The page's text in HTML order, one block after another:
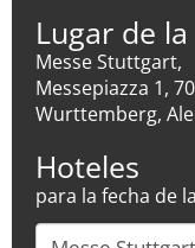
Lugar de la
Messe Stuttgart,
Messepiazza 1,
Wurttemberg,
Hoteles
para la fecha de